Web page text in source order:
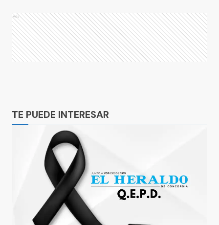
Ads
TE PUEDE INTERESAR